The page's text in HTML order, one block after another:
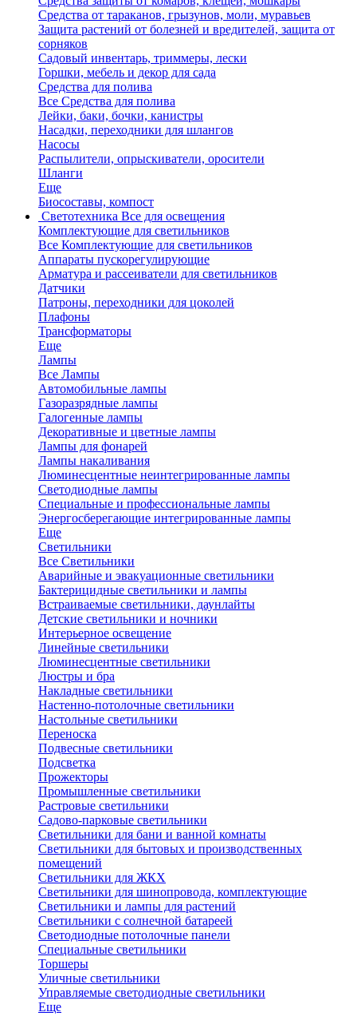
Средства от тараканов, грызунов, моли, муравьев
Защита растений от болезней и вредителей, защита от
сорняков
Садовый инвентарь, триммеры, лески
Горшки, мебель и декор для сада
Средства для полива
Все Средства для полива
Лейки, баки, бочки, канистры
Насадки, переходники для шлангов
Насосы
Распылители, опрыскиватели, оросители
Шланги
Еще
Биосоставы, компост
Светотехника Все для освещения
Комплектующие для светильников
Все Комплектующие для светильников
Аппараты пускорегулирующие
Арматура и рассеиватели для светильников
Датчики
Патроны, переходники для цоколей
Плафоны
Трансформаторы
Еще
Лампы
Все Лампы
Автомобильные лампы
Газоразрядные лампы
Галогенные лампы
Декоративные и цветные лампы
Лампы для фонарей
Лампы накаливания
Люминесцентные неинтегрированные лампы
Светодиодные лампы
Специальные и профессиональные лампы
Энергосберегающие интегрированные лампы
Еще
Светильники
Все Светильники
Аварийные и эвакуационные светильники
Бактерицидные светильники и лампы
Встраиваемые светильники, даунлайты
Детские светильники и ночники
Интерьерное освещение
Линейные светильники
Люминесцентные светильники
Люстры и бра
Накладные светильники
Настенно-потолочные светильники
Настольные светильники
Переноска
Подвесные светильники
Подсветка
Прожекторы
Промышленные светильники
Растровые светильники
Садово-парковые светильники
Светильники для бани и ванной комнаты
Светильники для бытовых и производственных
помещений
Светильники для ЖКХ
Светильники для шинопровода, комплектующие
Светильники и лампы для растений
Светильники с солнечной батареей
Светодиодные потолочные панели
Специальные светильники
Торшеры
Уличные светильники
Управляемые светодиодные светильники
Еще